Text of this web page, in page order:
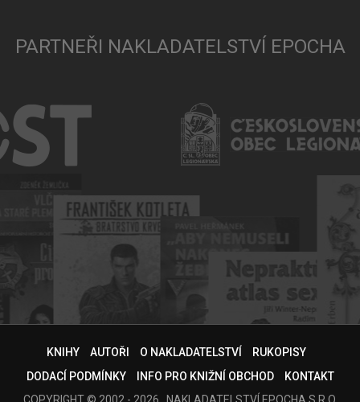
PARTNEŘI NAKLADATELSTVÍ EPOCHA
KNIHY AUTOŘI O NAKLADATELSTVÍ
RUKOPISY
DODACÍ PODMÍNKY
INFO PRO KNIŽNÍ OBCHOD
KONTAKT